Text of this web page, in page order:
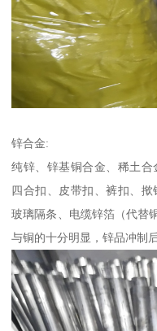
锌合金:
纯锌、锌基铜合金、稀土合
四合扣、皮带扣、裤扣、揿
玻璃隔条、电缆锌箔（代替
与铜的十分明显，锌品冲制